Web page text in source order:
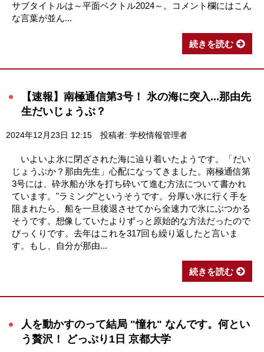
サブタイトルは～平面ベクトル2024～。コメント欄にはこん
な言葉が並ん...
続きを読む
【速報】南極通信第3号！ 氷の海に突入...那由先
生だいじょうぶ？
2024年12月23日 12:15 投稿者: 学校情報管理者
いよいよ氷に閉ざされた海に辿り着いたようです。「だい
じょうぶか？那由先生」心配になってきました。南極通信第
3号には、砕氷船が氷を打ち砕いて進む方法について書かれ
ています。"ラミング"というそうです。分厚い氷に行く手を
阻まれたら、船を一旦後退させてから全速力で氷にぶつかる
そうです。想像していたよりずっと原始的な方法だったので
びっくりです。去年はこれを317回も繰り返したと言いま
す。もし、自分が那由...
続きを読む
人を動かすのって結局 "憧れ" なんです。何とい
う贅沢！ どっぷり1日 京都大学